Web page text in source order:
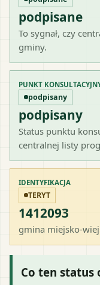
podpisane
To sygnał, czy
gminy.
PUNKT
podpisany
podpisany
Status punktu
centralnej listy
IDENTYFIKACJA
TERYT
1412093
gmina miejsko-
Co ten status